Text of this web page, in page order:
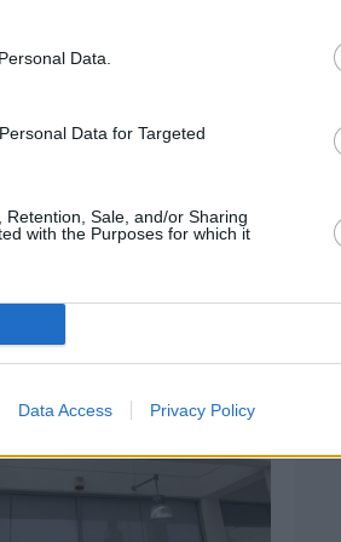
Data.
Data for Targeted
Sale, and/or Sharing
with the Purposes for which it
Data Access Privacy Policy